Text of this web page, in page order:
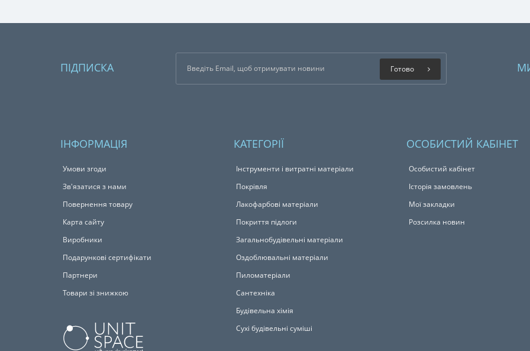
ПІДПИСКА Готово
ІНФОРМАЦІЯ
Умови згоди
Зв'язатися з нами
Повернення товару
Карта сайту
Виробники
Подарункові сертифікати
Партнери
Товари зі знижкою
КАТЕГОРІЇ
Інструменти і витратні матеріали
Покрівля
Лакофарбові матеріали
Покриття підлоги
Загальнобудівельні матеріали
Оздоблювальні матеріали
Пиломатеріали
Сантехніка
Будівельна хімія
Сухі будівельні суміші
ОСОБИСТИЙ КАБІНЕТ
Особистий кабінет
Історія замовлень
Мої закладки
Розсилка новин